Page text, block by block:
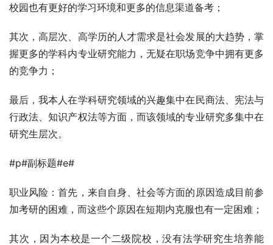
校园也有更好的学习环境和更多的信息渠道备考；
其次，高层次、高学历的人才需求是社会发展的大趋势，掌
握更多的学科内专业研究能力，无疑在职场竞争中拥有更多
的竞争力；
最后，我本人在学科研究领域的兴趣集中在民商法、宪法与
行政法、知识产权法等方面，而该领域的专业研究多集中在
研究生层次。
#p#副标题#e#
职业风险：首先，来自自身、社会等方面的原因造成目前参
加考研的困难，而这些个原因在短期内克服也有一定困难；
其次，因为本校是一个二级院校，没有法学研究生培养能